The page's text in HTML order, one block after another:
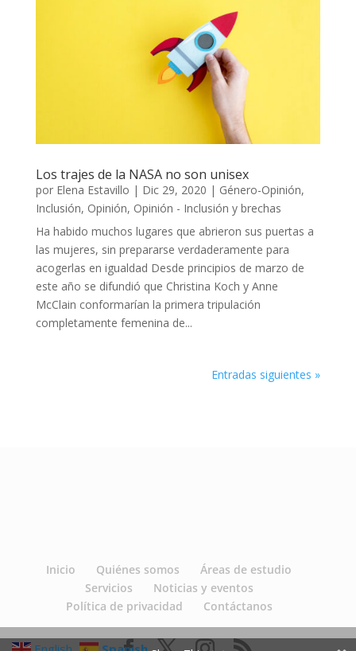
Los trajes de la NASA no son unisex
por Elena Estavillo | Dic 29, 2020 | Género-Opinión,
Inclusión, Opinión, Opinión - Inclusión y brechas
Ha habido muchos lugares que abrieron sus puertas a
las mujeres, sin prepararse verdaderamente para
acogerlas en igualdad Desde principios de marzo de
este año se difundió que Christina Koch y Anne
McClain conformarían la primera tripulación
completamente femenina de...
Entradas siguientes »
Inicio Quiénes somos
Áreas de estudio
Servicios
Noticias y eventos
Política de privacidad
Contáctanos